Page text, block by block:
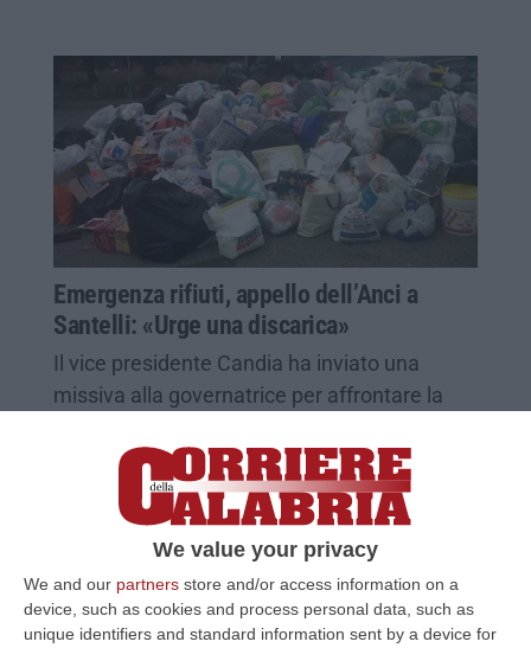
We value your privacy
We and our partners store and/or access information on a
device, such as cookies and process personal data, such as
unique identifiers and standard information sent by a device for
Emergenza rifiuti, appello dell’Anci a
Santelli: «Urge una discarica»
Il vice presidente Candia ha inviato una
missiva alla governatrice per affrontare la
negli attuali impiant…
Pubblicato il: 13/05/20 – 19:33